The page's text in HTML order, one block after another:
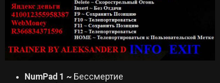
NumPad 1 ~ Бессмертие